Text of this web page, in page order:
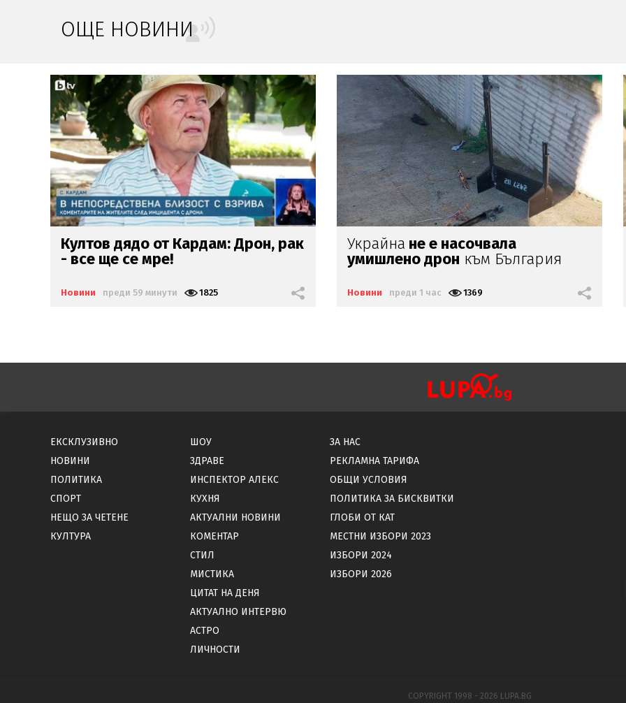
ОЩЕ НОВИНИ
Украйнане е насочвала
умишлено дрон към България
Новини преди 1 час 1369
Хитътна лятото -розов таратор
на Слънчака (ВИДЕО)
Новини преди 2 часа 2957
ЕКСКЛУЗИВНО
НОВИНИ
ПОЛИТИКА
СПОРТ
НЕЩО ЗА ЧЕТЕНЕ
КУЛТУРА
ШОУ
ЗДРАВЕ
ИНСПЕКТОР АЛЕКС
КУХНЯ
АКТУАЛНИ НОВИНИ
КОМЕНТАР
СТИЛ
МИСТИКА
ЦИТАТ НА ДЕНЯ
АКТУАЛНО ИНТЕРВЮ
АСТРО
ЛИЧНОСТИ
ЗА НАС
РЕКЛАМНА ТАРИФА
ОБЩИ УСЛОВИЯ
ПОЛИТИКА ЗА БИСКВИТКИ
ГЛОБИ ОТ КАТ
МЕСТНИ ИЗБОРИ 2023
ИЗБОРИ 2024
ИЗБОРИ 2026
COPYRIGHT 1998 - 2026 LUPA.BG